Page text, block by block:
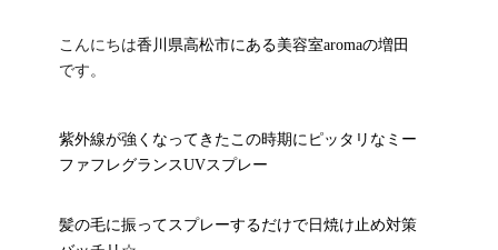
COUPON
HAIRCARE
CONTACT
こんにちは香川県高松市にある美容室aromaの増田
です。
紫外線が強くなってきたこの時期にピッタリなミー
ファフレグランスUVスプレー
髪の毛に振ってスプレーするだけで日焼け止め対策